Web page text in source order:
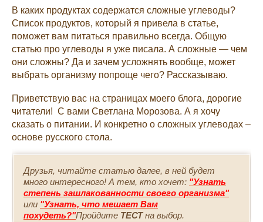
В каких продуктах содержатся сложные углеводы?
Список продуктов, который я привела в статье,
поможет вам питаться правильно всегда. Общую
статью про углеводы я уже писала. А сложные — чем
они сложны? Да и зачем усложнять вообще, может
выбрать организму попроще чего? Рассказываю.
Приветствую вас на страницах моего блога, дорогие
читатели! С вами Светлана Морозова. А я хочу
сказать о питании. И конкретно о сложных углеводах –
основе русского стола.
Друзья, читайте статью далее, в ней будет
много интересного! А тем, кто хочет: "Узнать
степень зашлакованности своего организма"
или "Узнать, что мешает Вам
похудеть?"Пройдите ТЕСТна выбор.